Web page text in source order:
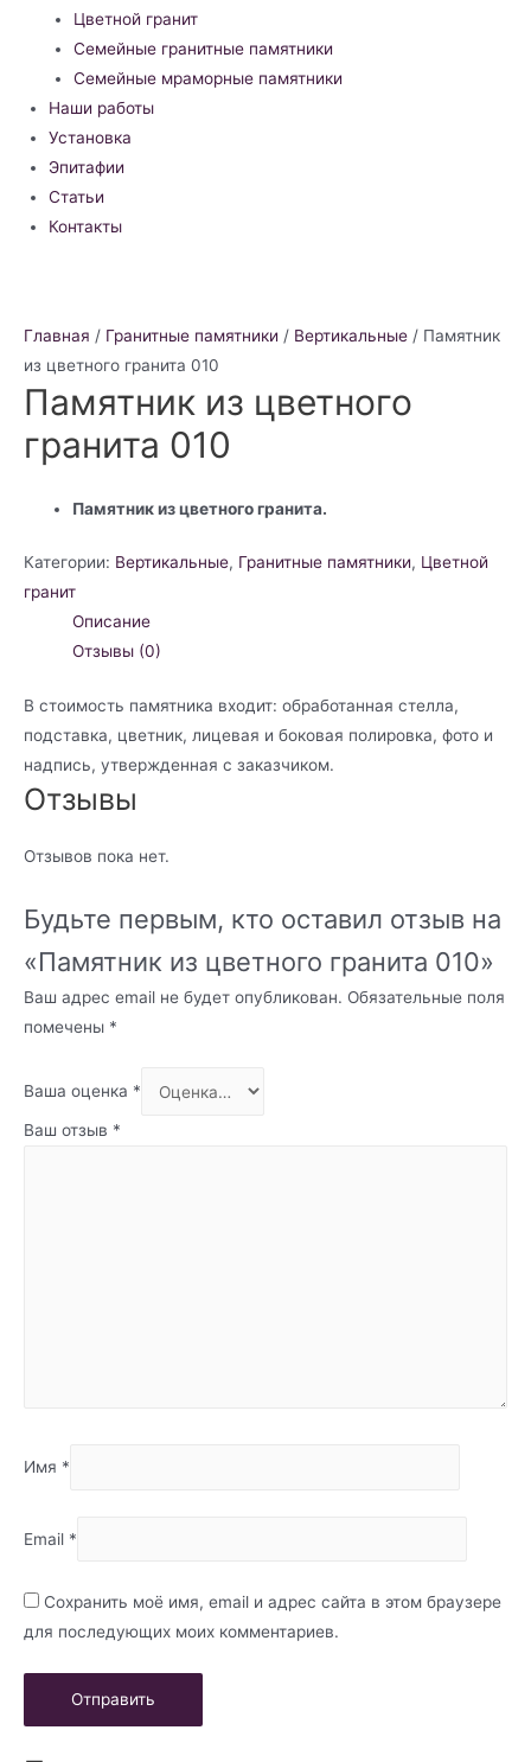
Цветной гранит
Семейные гранитные памятники
Семейные мраморные памятники
Наши работы
Установка
Эпитафии
Статьи
Контакты
Главная / Гранитные памятники / Вертикальные / Памятник
из цветного гранита 010
Памятник из цветного
гранита 010
Памятник из цветного гранита.
Категории: Вертикальные, Гранитные памятники, Цветной
гранит
Описание
Отзывы (0)
В стоимость памятника входит: обработанная стелла,
подставка, цветник, лицевая и боковая полировка, фото и
надпись, утвержденная с заказчиком.
Отзывы
Отзывов пока нет.
Будьте первым, кто оставил отзыв на
«Памятник из цветного гранита 010»
Ваш адрес email не будет опубликован. Обязательные поля
помечены *
Ваша оценка *
Ваш отзыв *
Имя *
Email *
Сохранить моё имя, email и адрес сайта в этом браузере
для последующих моих комментариев.